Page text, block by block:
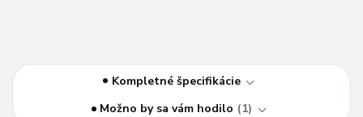
Kompletné špecifikácie
Možno by sa vám hodilo
1